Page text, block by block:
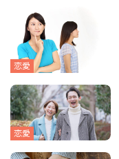
恋愛
恋愛